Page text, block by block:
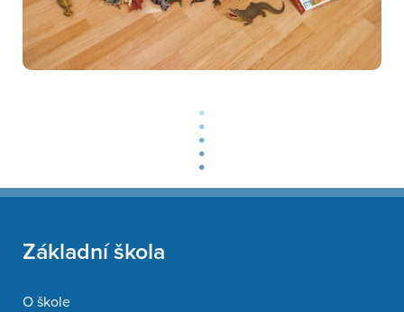
Základní škola
O škole